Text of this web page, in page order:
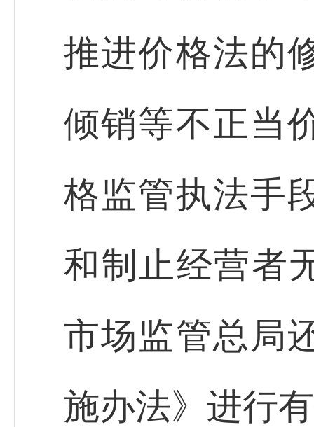
推进价格法的
倾销等不正当
格监管执法手
和制止经营者
市场监管总局
施办法》进行